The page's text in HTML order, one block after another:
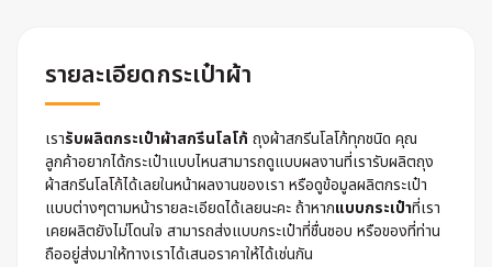
รายละเอียดกระเป๋าผ้า
เรารับผลิตกระเป๋าผ้าสกรีนโลโก้ ถุงผ้าสกรีนโลโก้ทุกชนิด คุณ
ลูกค้าอยากได้กระเป๋าแบบไหนสามารถดูแบบผลงานที่เรารับผลิตถุง
ผ้าสกรีนโลโก้ได้เลยในหน้าผลงานของเรา หรือดูข้อมูลผลิตกระเป๋า
แบบต่างๆตามหน้ารายละเอียดได้เลยนะคะ ถ้าหากแบบกระเป๋าที่เรา
เคยผลิตยังไม่โดนใจ สามารถส่งแบบกระเป๋าที่ชื่นชอบ หรือของที่ท่าน
ถืออยู่ส่งมาให้ทางเราได้เสนอราคาให้ได้เช่นกัน